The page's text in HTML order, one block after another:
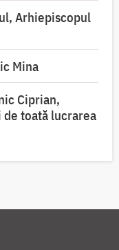
Arhiepiscopul
Mina
Ciprian,
toată lucrarea